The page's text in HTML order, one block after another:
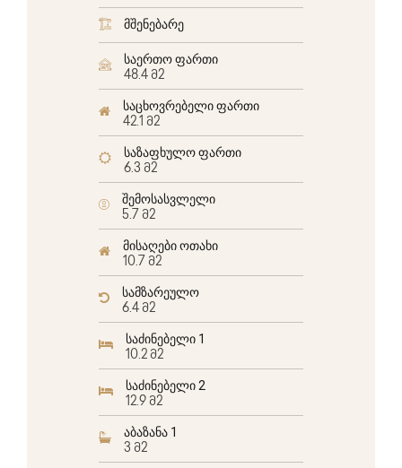
მშენებარე
საერთო ფართი
48.4 მ2
საცხოვრებელი ფართი
42.1 მ2
საზაფხულო ფართი
6.3 მ2
შემოსასვლელი
5.7 მ2
მისაღები ოთახი
10.7 მ2
სამზარეულო
6.4 მ2
საძინებელი 1
10.2 მ2
საძინებელი 2
12.9 მ2
აბაზანა 1
3 მ2